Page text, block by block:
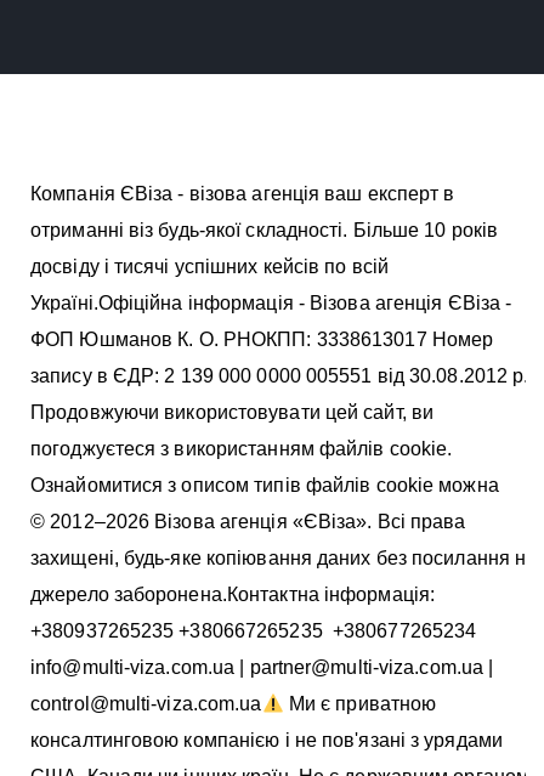
Компанія ЄВіза - візова агенція ваш експерт в
отриманні віз будь-якої складності. Більше 10 років
досвіду і тисячі успішних кейсів по всій
Україні.Офіційна інформація - Візова агенція ЄВіза -
ФОП Юшманов К. О. РНОКПП: 3338613017 Номер
запису в ЄДР: 2 139 000 0000 005551 від 30.08.2012 р.
Продовжуючи використовувати цей сайт, ви
погоджуєтеся з використанням файлів cookie.
Ознайомитися з описом типів файлів cookie можна
© 2012–2026 Візова агенція «ЄВіза». Всі права
захищені, будь-яке копіювання даних без посилання на
джерело заборонена.Контактна інформація:
+380937265235 +380667265235 +380677265234
info@multi-viza.com.ua | partner@multi-viza.com.ua |
control@multi-viza.com.ua
Ми є приватною
консалтинговою компанією і не пов'язані з урядами